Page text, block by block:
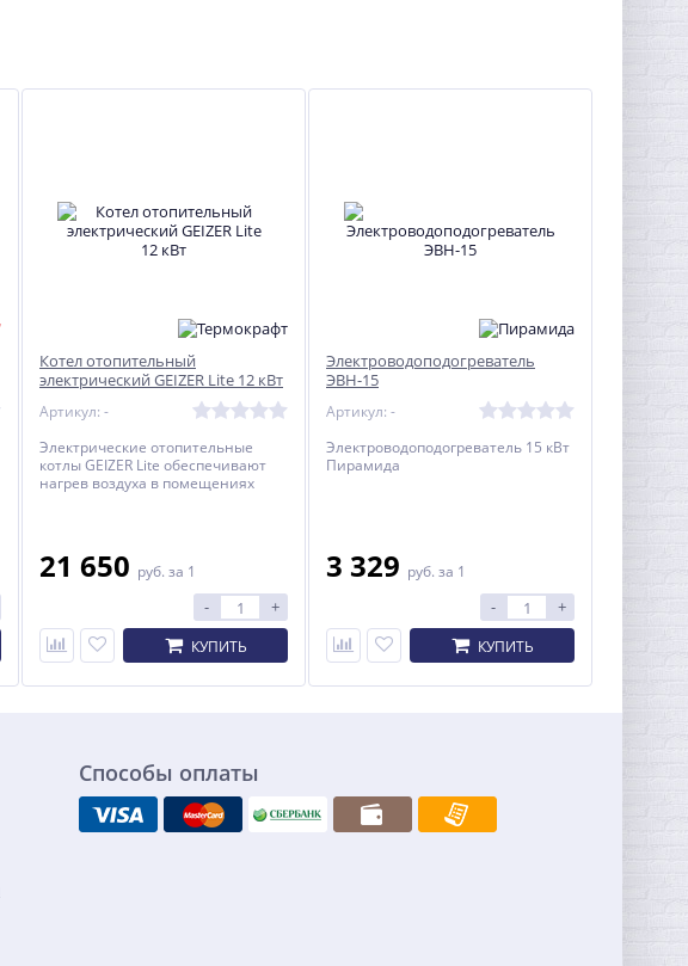
Котел отопительный
электрический GEIZER Lite 12 кВт
Артикул: -
Электрические отопительные
котлы GEIZER Lite обеспечивают
нагрев воздуха в помещениях
теплоснабжения в жилых и
административных помещениях
оборудованных системами
принудительной циркуляцией.
21 650 руб. за 1
- +
КУПИТЬ
Электроводоподогреватель
ЭВН-15
Артикул: -
Электроводоподогреватель 15 кВт
Пирамида
3 329 руб. за 1
- +
КУПИТЬ
Способы оплаты